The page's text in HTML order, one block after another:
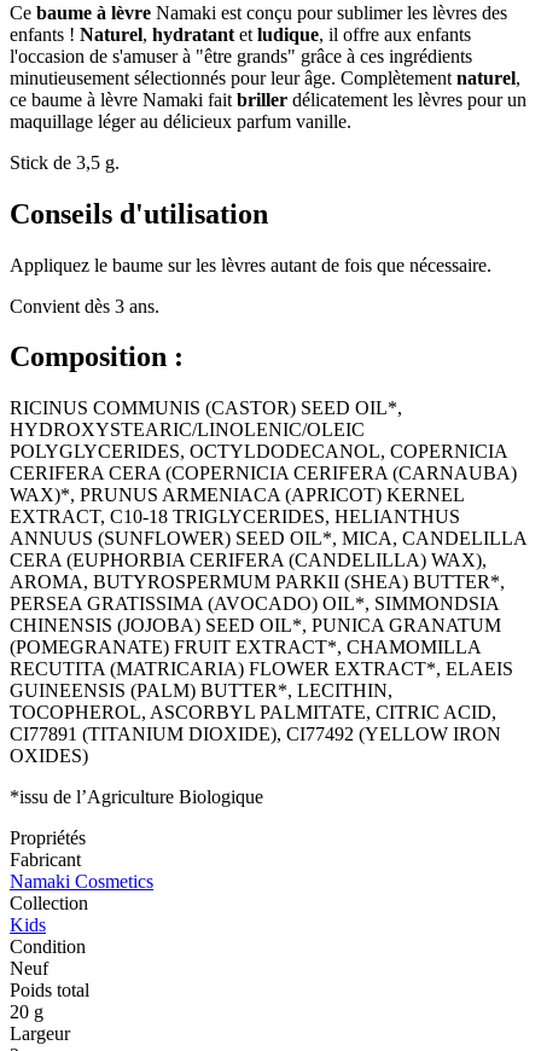
Ce baume à lèvre Namaki est conçu pour sublimer les lèvres des
enfants ! Naturel, hydratant et ludique, il offre aux enfants
l'occasion de s'amuser à "être grands" grâce à ces ingrédients
minutieusement sélectionnés pour leur âge. Complètement naturel,
ce baume à lèvre Namaki fait briller délicatement les lèvres pour un
maquillage léger au délicieux parfum vanille.
Stick de 3,5 g.
Conseils d'utilisation
Appliquez le baume sur les lèvres autant de fois que nécessaire.
Convient dès 3 ans.
Composition :
RICINUS COMMUNIS (CASTOR) SEED OIL*,
HYDROXYSTEARIC/LINOLENIC/OLEIC
POLYGLYCERIDES, OCTYLDODECANOL, COPERNICIA
CERIFERA CERA (COPERNICIA CERIFERA (CARNAUBA)
WAX)*, PRUNUS ARMENIACA (APRICOT) KERNEL
EXTRACT, C10-18 TRIGLYCERIDES, HELIANTHUS
ANNUUS (SUNFLOWER) SEED OIL*, MICA, CANDELILLA
CERA (EUPHORBIA CERIFERA (CANDELILLA) WAX),
AROMA, BUTYROSPERMUM PARKII (SHEA) BUTTER*,
PERSEA GRATISSIMA (AVOCADO) OIL*, SIMMONDSIA
CHINENSIS (JOJOBA) SEED OIL*, PUNICA GRANATUM
(POMEGRANATE) FRUIT EXTRACT*, CHAMOMILLA
RECUTITA (MATRICARIA) FLOWER EXTRACT*, ELAEIS
GUINEENSIS (PALM) BUTTER*, LECITHIN,
TOCOPHEROL, ASCORBYL PALMITATE, CITRIC ACID,
CI77891 (TITANIUM DIOXIDE), CI77492 (YELLOW IRON
OXIDES)
*issu de l’Agriculture Biologique
Propriétés
Fabricant
Namaki Cosmetics
Collection
Kids
Condition
Neuf
Poids total
20 g
Largeur